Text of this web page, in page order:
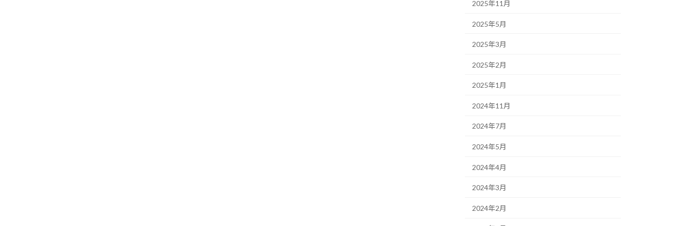
2025年11月
2025年5月
2025年3月
2025年2月
2025年1月
2024年11月
2024年7月
2024年5月
2024年4月
2024年3月
2024年2月